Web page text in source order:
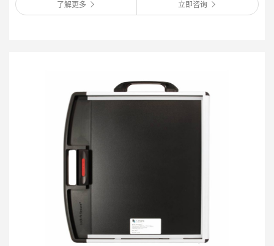
了解更多 立即咨询